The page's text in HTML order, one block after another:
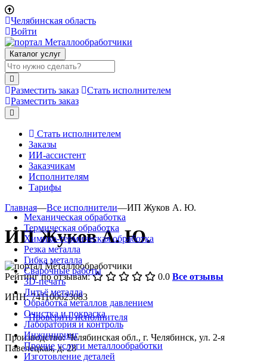
Челябинская область
Войти
Каталог услуг
Разместить заказ
Стать исполнителем
Разместить заказ
Стать исполнителем
Заказы
ИИ-ассистент
Заказчикам
Исполнителям
Тарифы
Механическая обработка
Термическая обработка
Химико-термическая обработка
Резка металла
Гибка металла
Сварочные работы
3D-печать
Литьё металла
Обработка металлов давлением
Очистка и покраска
Лаборатория и контроль
Инжиниринг
Прочие услуги металлообработки
Изготовление деталей
Главная—Все исполнители—ИП Жуков А. Ю.
ИП Жуков А. Ю.
Рейтинг по отзывам: 0.0 Все отзывы
ИНН: 741100623083
Проверить исполнителя
Производство: Челябинская обл., г. Челябинск, ул. 2-я
Павелецкая, д. 28